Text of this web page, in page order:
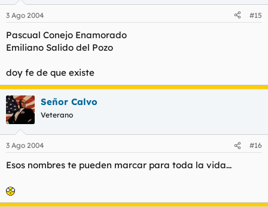
3 Ago 2004 #15
Pascual Conejo Enamorado
Emiliano Salido del Pozo
doy fe de que existe
Señor Calvo
Veterano
3 Ago 2004 #16
Esos nombres te pueden marcar para toda la vida...